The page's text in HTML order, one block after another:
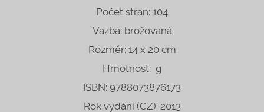
Počet stran: 104
Vazba: brožovaná
Rozměr: 14 x 20 cm
Hmotnost: g
ISBN: 9788073876173
Rok vydání (CZ): 2013